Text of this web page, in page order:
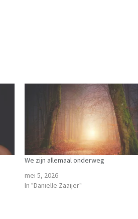
We zijn allemaal onderweg
mei 5, 2026
In "Danielle Zaaijer"